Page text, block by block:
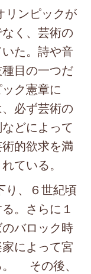
ンピックが
く、芸術の
た。詩や音
目の一つだ
ク憲章に
必ず芸術の
どによって
的欲求を満
ている。
、６世紀頃
。さらに１
バロック時
によって宮
。 その後、